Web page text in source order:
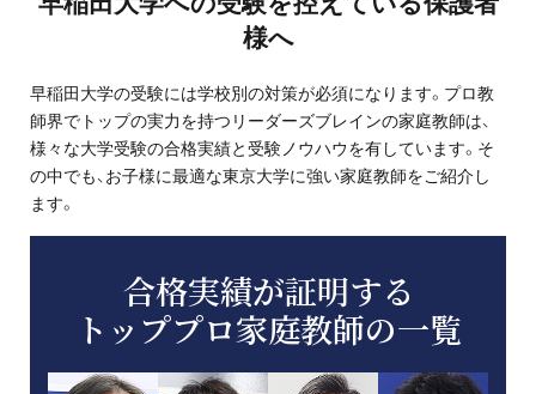
様へ
早稲田大学の受験には学校別の対策が必須になります。プロ教
師界でトップの実力を持つリーダーズブレインの家庭教師は、
様々な大学受験の合格実績と受験ノウハウを有しています。そ
の中でも、お子様に最適な東京大学に強い家庭教師をご紹介し
ます。
合格実績が証明する
トッププロ家庭教師の一覧